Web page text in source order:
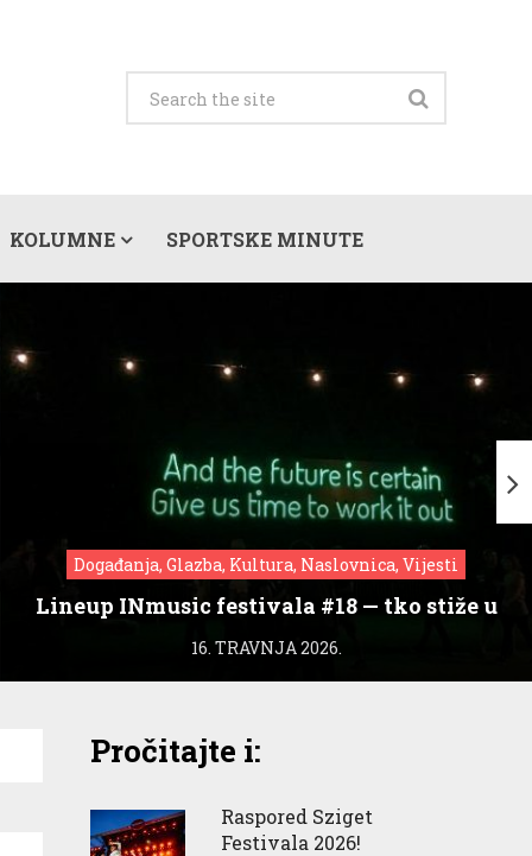
KOLUMNE SPORTSKE MINUTE
Događanja, Glazba, Kultura, Naslovnica, Vijesti
Lineup INmusic festivala #18 — tko stiže u
Zagreb?
16. TRAVNJA 2026.
Pročitajte i:
Raspored Sziget
Festivala 2026!